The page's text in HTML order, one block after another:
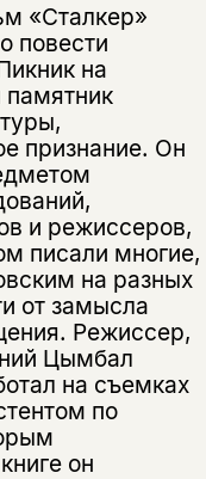
«Сталкер»
повести
на
признание. Он
и режиссеров,
писали многие,
на разных
от замысла
Режиссер,
Цымбал
на съемках
по
он